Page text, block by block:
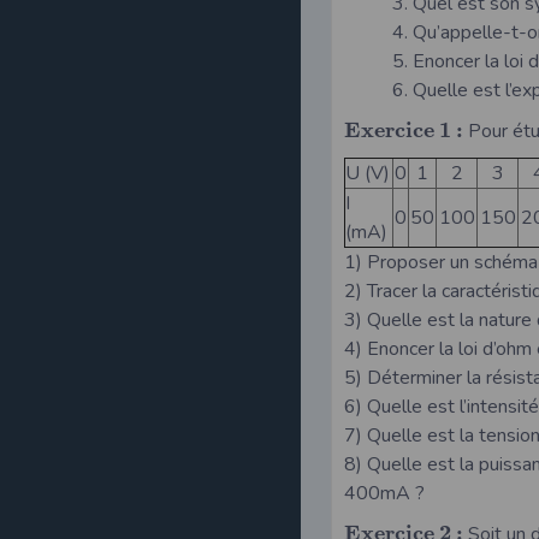
4. Qu’appelle-t-
5. Enoncer la loi
6. Quelle est
Exercice 1 : Pour
U (V) 0 1 2 3
I
(mA)
0 50 100 150
1) Proposer un
2) Tracer la
3) Quelle est la nature
4) Enoncer la loi
5) Déterminer la
6) Quelle est
7) Quelle est la
8) Quelle est la
400mA ?
Exercice 2 :